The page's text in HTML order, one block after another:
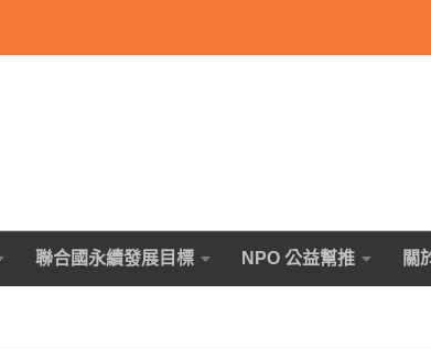
聯合國永續發展目標 NPO 公益幫推 關